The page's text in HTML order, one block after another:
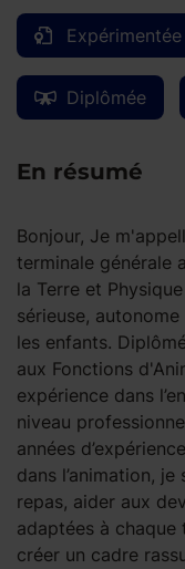
Expérimentée
Diplômée
En résumé
Bonjour, Je
terminale générale
la Terre et
sérieuse,
les enfants.
aux Fonctions
expérience dans
niveau
années
dans l’animation, je
repas, aider aux
adaptées à chaque
créer un cadre